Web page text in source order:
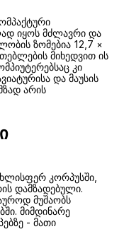
იყოს მძლავრი და
ზომებია 12,7 ×
მიხედვით ის
კი
და მაუსის
არის
კორპუსში,
დამზადებული.
მუშაობს
მიმდინარე
- მათი